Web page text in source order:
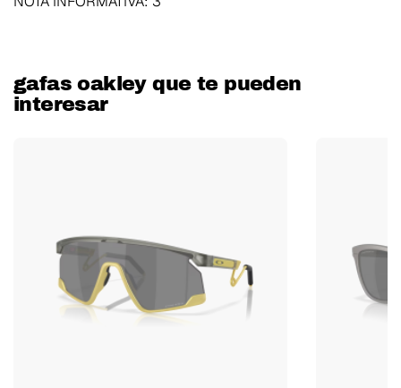
gafas oakley que te pueden
interesar